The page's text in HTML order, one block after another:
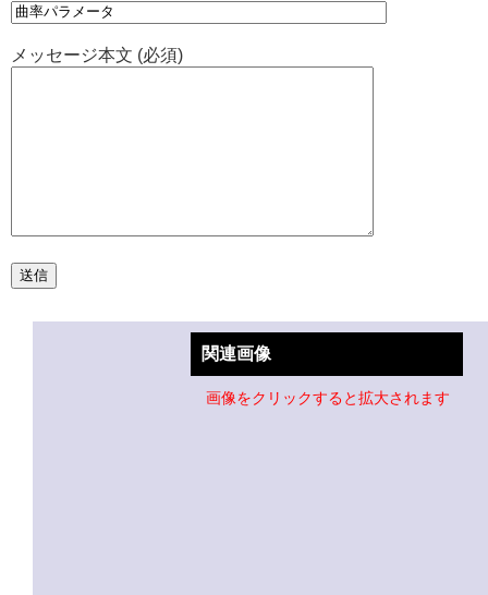
メッセージ本文 (必須)
関連画像
画像をクリックすると拡大されます